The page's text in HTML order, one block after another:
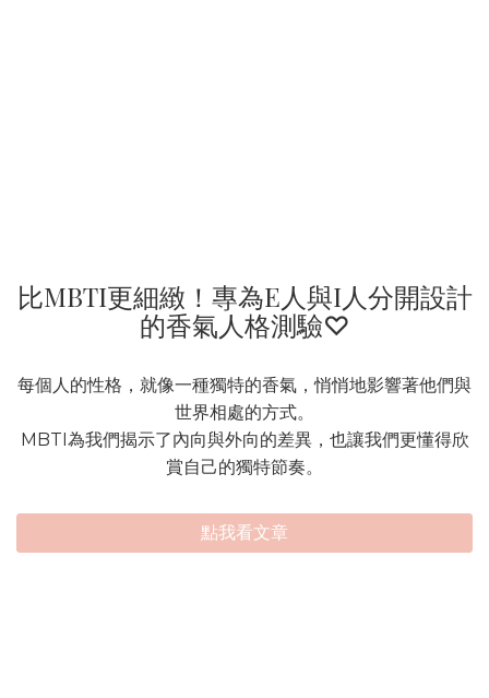
比MBTI更細緻！專為E人與I人分開設計
的香氣人格測驗♡
每個人的性格，就像一種獨特的香氣，悄悄地影響著他們與
世界相處的方式。
MBTI為我們揭示了內向與外向的差異，也讓我們更懂得欣
賞自己的獨特節奏。
點我看文章